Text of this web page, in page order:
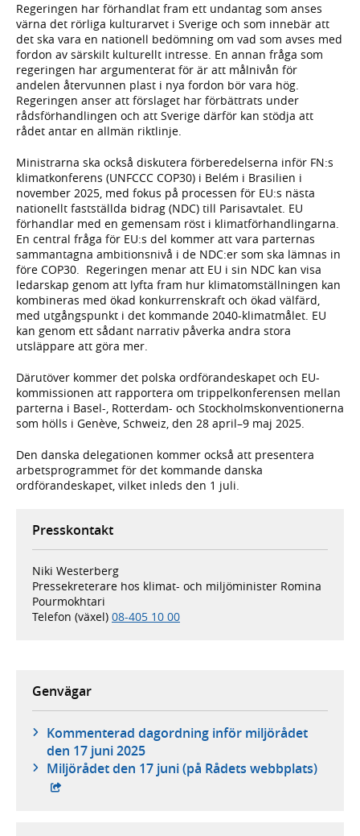
Regeringen har förhandlat fram ett undantag som anses
värna det rörliga kulturarvet i Sverige och som innebär att
det ska vara en nationell bedömning om vad som avses med
fordon av särskilt kulturellt intresse. En annan fråga som
regeringen har argumenterat för är att målnivån för
andelen återvunnen plast i nya fordon bör vara hög.
Regeringen anser att förslaget har förbättrats under
rådsförhandlingen och att Sverige därför kan stödja att
rådet antar en allmän riktlinje.
Ministrarna ska också diskutera förberedelserna inför FN:s
klimatkonferens (UNFCCC COP30) i Belém i Brasilien i
november 2025, med fokus på processen för EU:s nästa
nationellt fastställda bidrag (NDC) till Parisavtalet. EU
förhandlar med en gemensam röst i klimatförhandlingarna.
En central fråga för EU:s del kommer att vara parternas
sammantagna ambitionsnivå i de NDC:er som ska lämnas in
före COP30. Regeringen menar att EU i sin NDC kan visa
ledarskap genom att lyfta fram hur klimatomställningen kan
kombineras med ökad konkurrenskraft och ökad välfärd,
med utgångspunkt i det kommande 2040-klimatmålet. EU
kan genom ett sådant narrativ påverka andra stora
utsläppare att göra mer.
Därutöver kommer det polska ordförandeskapet och EU-
kommissionen att rapportera om trippelkonferensen mellan
parterna i Basel-, Rotterdam- och Stockholmskonventionerna
som hölls i Genève, Schweiz, den 28 april–9 maj 2025.
Den danska delegationen kommer också att presentera
arbetsprogrammet för det kommande danska
ordförandeskapet, vilket inleds den 1 juli.
Presskontakt
Niki Westerberg
Pressekreterare hos klimat- och miljöminister Romina
Pourmokhtari
Telefon (växel) 08-405 10 00
Genvägar
Kommenterad dagordning inför miljörådet
den 17 juni 2025
Miljörådet den 17 juni (på Rådets webbplats)-